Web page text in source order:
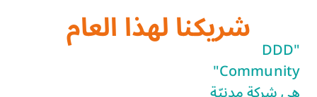
شريكنا لهذا العام "DDD
Community"